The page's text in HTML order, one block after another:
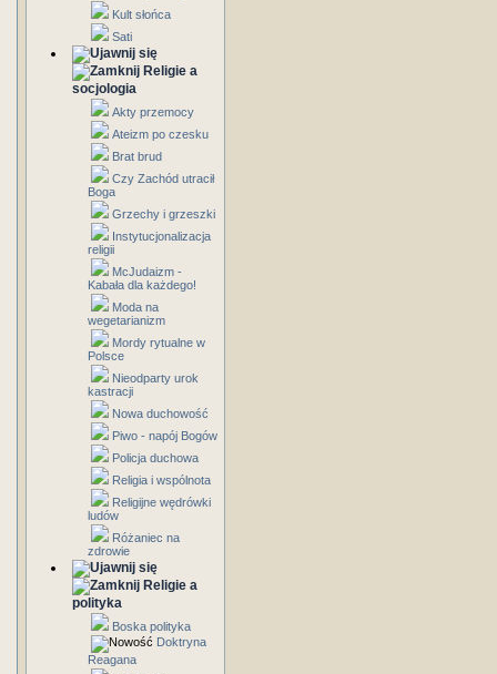
Kult słońca
Sati
Religie a
socjologia
Akty przemocy
Ateizm po czesku
Brat brud
Czy Zachód utracił
Boga
Grzechy i grzeszki
Instytucjonalizacja
religii
McJudaizm -
Kabała dla każdego!
Moda na
wegetarianizm
Mordy rytualne w
Polsce
Nieodparty urok
kastracji
Nowa duchowość
Piwo - napój Bogów
Policja duchowa
Religia i wspólnota
Religijne wędrówki
ludów
Różaniec na
zdrowie
Religie a
polityka
Boska polityka
Doktryna
Reagana